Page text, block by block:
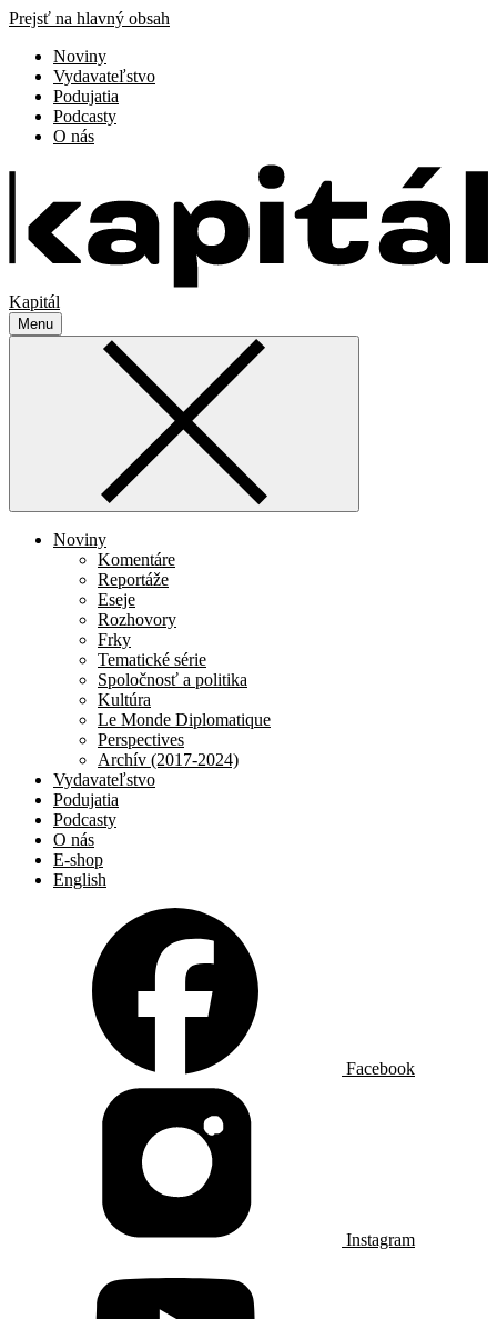
Prejsť na hlavný obsah
Noviny
Vydavateľstvo
Podujatia
Podcasty
O nás
Kapitál
Menu
Noviny
Komentáre
Reportáže
Eseje
Rozhovory
Frky
Tematické série
Spoločnosť a politika
Kultúra
Le Monde Diplomatique
Perspectives
Archív (2017-2024)
Vydavateľstvo
Podujatia
Podcasty
O nás
E-shop
English
Facebook
Instagram